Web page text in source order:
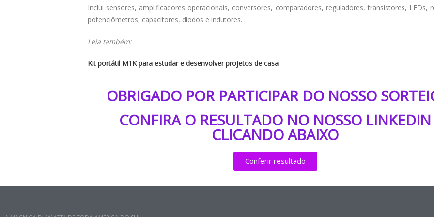
Inclui sensores, amplificadores operacionais, conversores, comparadores, reguladores, transistores, LEDs,
potenciômetros, capacitores, diodos e indutores.
Leia também:
Kit portátil M1K para estudar e desenvolver projetos de casa
OBRIGADO POR PARTICIPAR DO NOSSO
CONFIRA O RESULTADO NO NOSSO LINKEDIN
CLICANDO ABAIXO
Conferir resultado